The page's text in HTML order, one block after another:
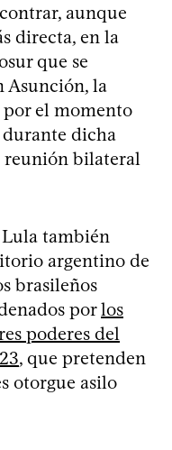
aunque
directa, en la
que se
Asunción, la
el momento
dicha
reunión bilateral
Lula también
argentino de
brasileños
porlos
poderes del
, que pretenden
otorgue asilo